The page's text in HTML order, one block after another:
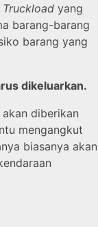
Truckload yang
barang-barang
barang yang
dikeluarkan.
diberikan
mengangkut
biasanya akan